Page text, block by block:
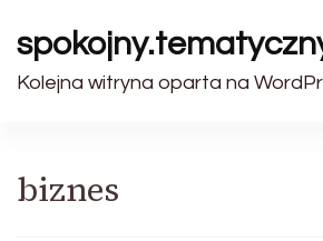
Kolejna witryna oparta na
biznes